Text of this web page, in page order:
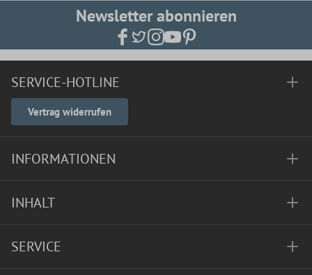
Newsletter abonnieren
SERVICE-HOTLINE
Vertrag widerrufen
INFORMATIONEN
INHALT
SERVICE